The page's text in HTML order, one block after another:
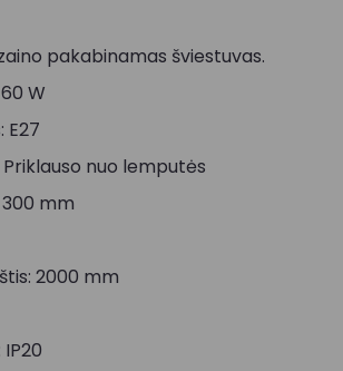
pakabinamas šviestuvas.
W
E27
nuo lemputės
mm
2000 mm